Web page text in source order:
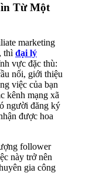
Từ Một
marketing
thì đại lý
vực đặc thù:
nối, giới thiệu
việc của bạn
kênh mạng xã
người đăng ký
được hoa
follower
này trở nên
gia công